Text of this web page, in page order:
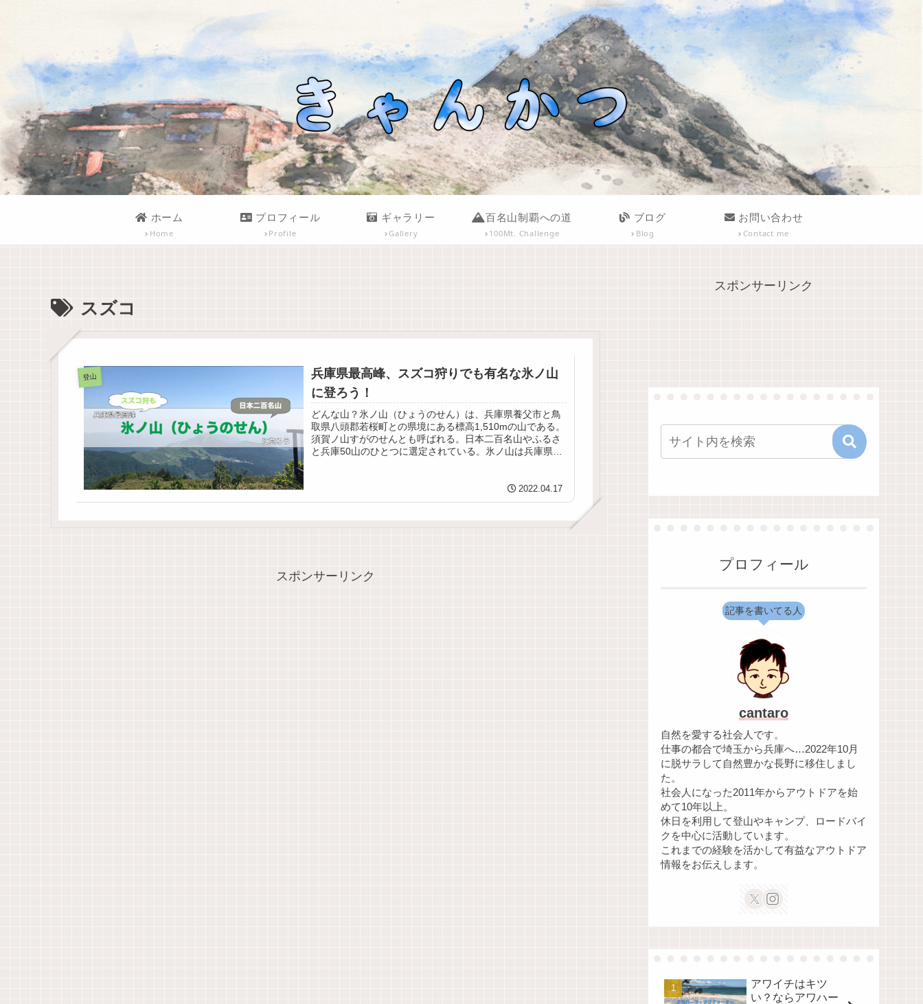
ホーム
Home
プロフィール
Profile
ギャラリー
Gallery
百名山制覇への道
100Mt. Challenge
ブログ
Blog
お問い合わせ
Contact me
スズコ
登山
兵庫県最高峰、スズコ狩りでも有名な氷ノ山
に登ろう！
どんな山？氷ノ山（ひょうのせん）は、兵庫県養父市と鳥
取県八頭郡若桜町との県境にある標高1,510mの山である。
須賀ノ山すがのせんとも呼ばれる。日本二百名山やふるさ
と兵庫50山のひとつに選定されている。氷ノ山は兵庫県最
2022.04.17
スポンサーリンク
スポンサーリンク
プロフィール
記事を書いてる人
cantaro
自然を愛する社会人です。
仕事の都合で埼玉から兵庫へ…2022年10月
に脱サラして自然豊かな長野に移住しまし
た。
社会人になった2011年からアウトドアを始
めて10年以上。
休日を利用して登山やキャンプ、ロードバイ
クを中心に活動しています。
これまでの経験を活かして有益なアウトドア
情報をお伝えします。
アワイチはキツ
い？ならアワハー